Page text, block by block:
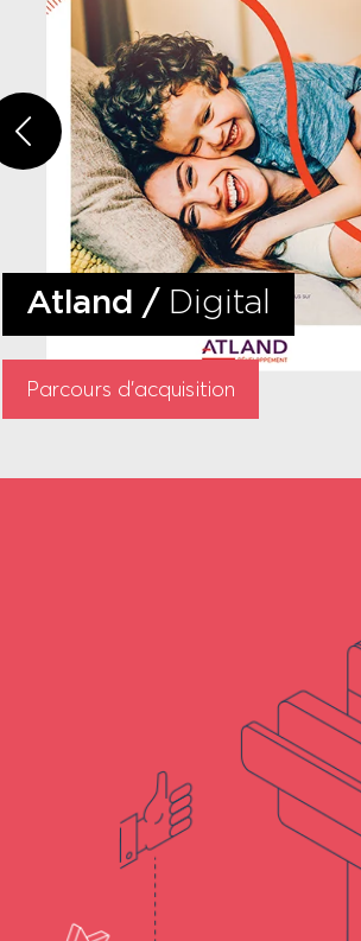
Atland / Digital
Parcours d'acquisition